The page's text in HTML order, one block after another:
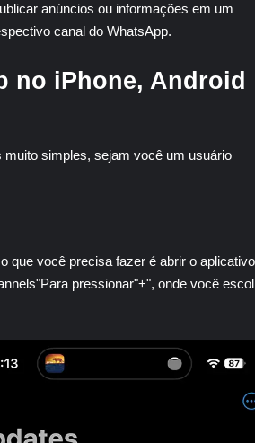
anúncios ou informações em um
canal do WhatsApp.
no ​​iPhone, Android
simples, sejam você um usuário
que você precisa fazer é abrir o
"Para pressionar"+", onde você